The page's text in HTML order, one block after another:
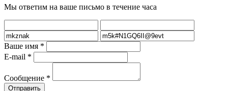
Мы ответим на ваше письмо в течение часа
Ваше имя *
E-mail *
Сообщение *